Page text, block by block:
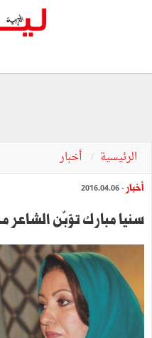
الرئيسية أخبار
أخبار - 2016.04.06
سنيا مبارك تؤبّن الشاعر